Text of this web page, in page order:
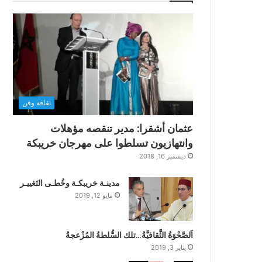
ثقافة وفن
عثمان أشقرا: مدير تنقصه مؤهلات
وانتهازيون تسلطوا على مهرجان خريبكة
ديسمبر 16, 2018
مدينـة خريبكـة وخُطـى التَغييـر
مايو 12, 2019
اَلصَّحْوَةُ الثَّقافيَّةُ…تلك السُّلطةُ المُزْعجةُ
يناير 3, 2019